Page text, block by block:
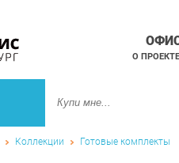
О ПРОЕКТЕ
Коллекции Готовые комплекты